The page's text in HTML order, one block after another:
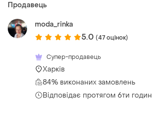
Продавець
moda_rinka
5.0 (47 оцінок)
Супер-продавець
Харків
84% виконаних замовлень
Відповідає протягом 6ти годин